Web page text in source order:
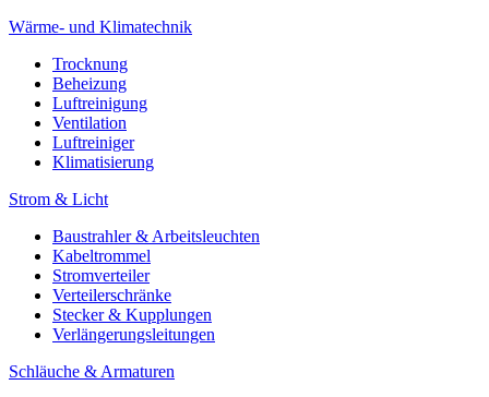
Wärme- und Klimatechnik
Trocknung
Beheizung
Luftreinigung
Ventilation
Luftreiniger
Klimatisierung
Strom & Licht
Baustrahler & Arbeitsleuchten
Kabeltrommel
Stromverteiler
Verteilerschränke
Stecker & Kupplungen
Verlängerungs­leitungen
Schläuche & Armaturen